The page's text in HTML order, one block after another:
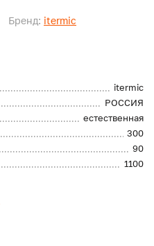
Бренд: itermic
itermic
РОССИЯ
естественная
300
90
1100